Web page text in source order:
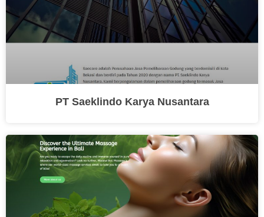
PT Saeklindo Karya Nusantara